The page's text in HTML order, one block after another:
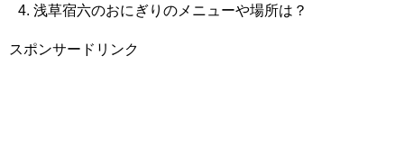
浅草宿六のおにぎりのメニューや場所は？
スポンサードリンク